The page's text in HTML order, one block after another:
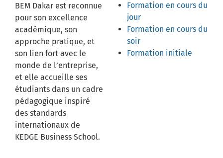
BEM Dakar est reconnue
pour son excellence
académique, son
approche pratique, et
son lien fort avec le
monde de l’entreprise,
et elle accueille ses
étudiants dans un cadre
pédagogique inspiré
des standards
internationaux de
KEDGE Business School.
Formation en cours du
jour
Formation en cours du
soir
Formation initiale